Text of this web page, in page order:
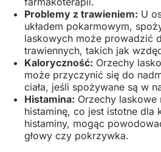
Problemy z trawieniem: U
układem pokarmowym,
laskowych może prowadzić
trawiennych, takich jak
Kaloryczność: Orzechy
może przyczynić się do
ciała, jeśli spożywane są w
Histamina: Orzechy
histaminę, co jest istotne dla
histaminy, mogąc
głowy czy pokrzywka.